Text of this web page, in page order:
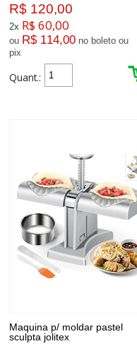
R$ 120,00
2x R$ 60,00
ou R$ 114,00 no boleto ou
pix
Quant.:
Maquina p/ moldar pastel
sculpta jolitex